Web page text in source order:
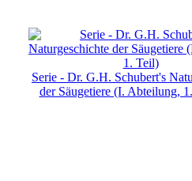
Serie - Dr. G.H. Schubert's
der Säugetiere (I. Abteilung,